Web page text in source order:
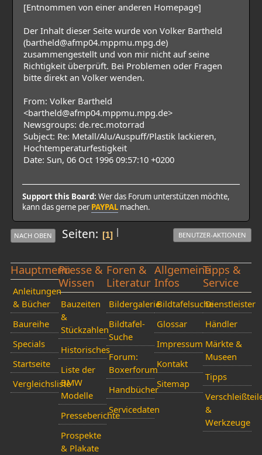
[Entnommen von einer anderen Homepage]
Der Inhalt dieser Seite wurde von Volker Bartheld
(bartheld@afmp04.mppmu.mpg.de)
zusammengestellt und von mir nicht auf seine
Richtigkeit überprüft. Bei Problemen oder Fragen
bitte direkt an Volker wenden.
From: Volker Bartheld
<bartheld@afmp04.mppmu.mpg.de>
Newsgroups: de.rec.motorrad
Subject: Re: Metall/Alu/Auspuff/Plastik lackieren,
Hochtemperaturfestigkeit
Date: Sun, 06 Oct 1996 09:57:10 +0200
Support this Board: Wer das Forum unterstützen möchte,
kann das gerne perPAYPAL machen.
|
NACH OBEN Seiten 1 BENUTZER-AKTIONEN
Hauptmenü
Anleitungen
& Bücher
Baureihe
Specials
Startseite
Vergleichsliste
Presse &
Wissen
Bauzeiten
&
Stückzahlen
Historisches
Liste der
BMW
Modelle
Presseberichte
Prospekte
& Plakate
Foren &
Literatur
Bildergalerie
Bildtafel-
Suche
Forum:
Boxerforum
Handbücher
Servicedaten
Allgemeine
Infos
Bildtafelsuche
Glossar
Impressum
Kontakt
Sitemap
Tipps &
Service
Dienstleister
Händler
Märkte &
Museen
Tipps
&
Werkzeuge